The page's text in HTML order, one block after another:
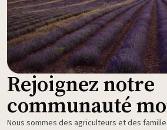
Rejoignez notre
communauté
Nous sommes des agriculteurs et des